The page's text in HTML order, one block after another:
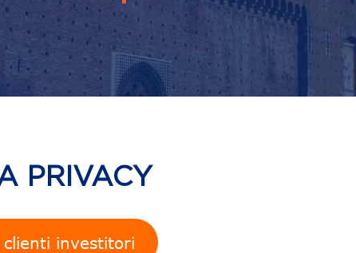
PRIVACY
investitori